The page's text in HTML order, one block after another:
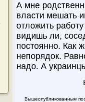
А мне
власти мешать
отложить
видишь ли,
постоянно. Как
непорядок.
надо. А
Вышеопубликованным